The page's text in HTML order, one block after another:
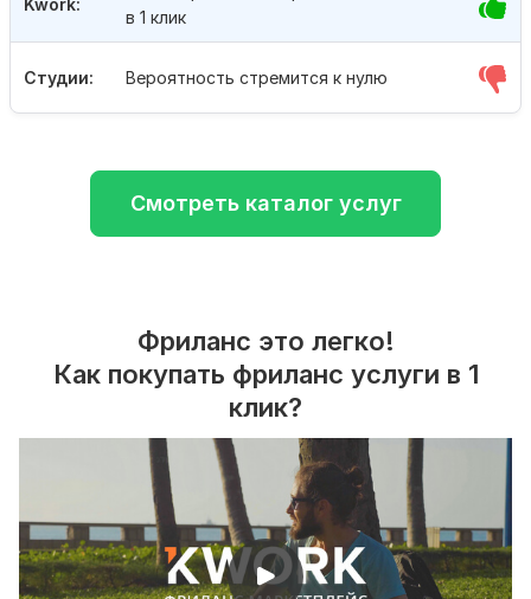
Студии: Вероятность стремится к нулю
Kwork:
в 1 клик
Смотреть каталог услуг
Фриланс это легко!
Как покупать фриланс услуги в 1
клик?